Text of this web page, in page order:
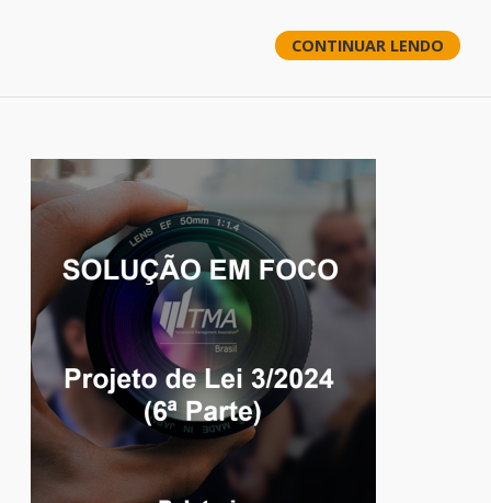
CONTINUAR LENDO